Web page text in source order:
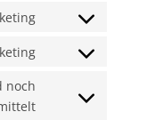
Consent
Consent
service
noch
Consent